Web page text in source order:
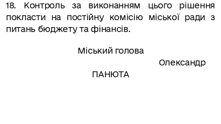
18.
Контроль за виконанням цього рішення
покласти на постійну комісію міської ради з
питань бюджету та фінансів.
Міський голова
Олександр
ПАНЮТА